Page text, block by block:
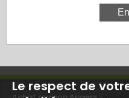
Le respect de